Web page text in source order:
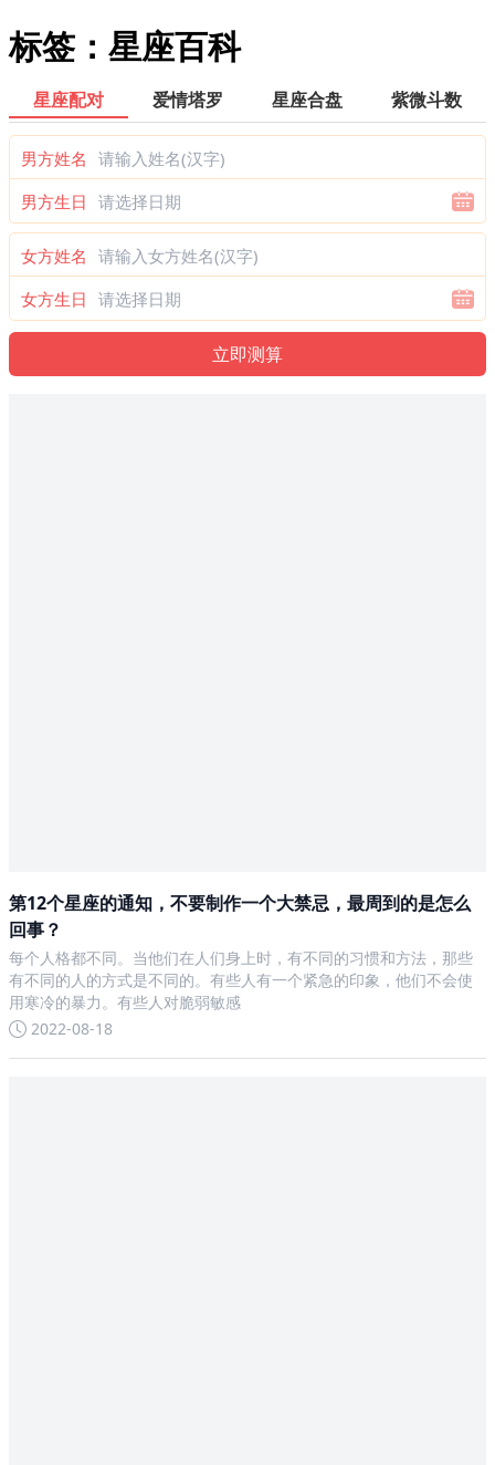
标签：星座百科
星座配对 爱情塔罗 星座合盘 紫微斗数
男方姓名
男方生日
女方姓名
女方生日
第12个星座的通知，不要制作一个大禁忌，最周到的是怎么
回事？
每个人格都不同。当他们在人们身上时，有不同的习惯和方法，那些
有不同的人的方式是不同的。有些人有一个紧急的印象，他们不会使
用寒冷的暴力。有些人对脆弱敏感
2022-08-18